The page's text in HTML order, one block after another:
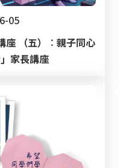
05
座 （五）︰親子同心
家長講座